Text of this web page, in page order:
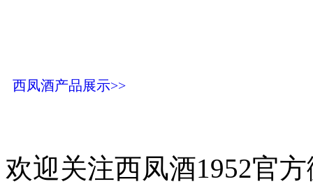
西凤酒产品展示>>
欢迎关注西凤酒1952官